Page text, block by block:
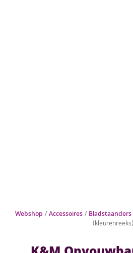
Webshop /Accessoires/ Bladstaanders
(kleurenreeks)